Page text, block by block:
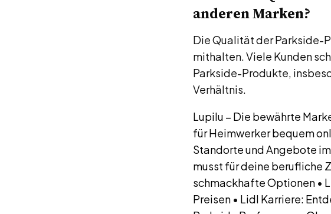
anderen Marken?
Die Qualität der Parkside-
mithalten. Viele Kunden
Parkside-Produkte,
Verhältnis.
Lupilu – Die bewährte
für Heimwerker bequem
Standorte und Angebote
musst für deine berufliche
schmackhafte Optionen •
Preisen • Lidl Karriere: